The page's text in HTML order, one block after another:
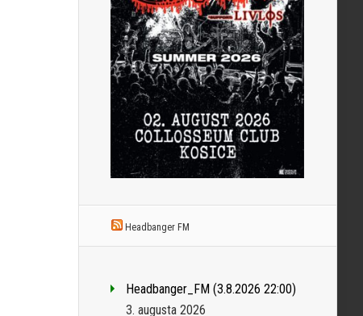
Headbanger FM
Headbanger_FM (3.8.2026 22:00)
3. augusta 2026